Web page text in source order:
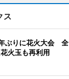
ス
ぶりに花火大会 全
火玉も再利用